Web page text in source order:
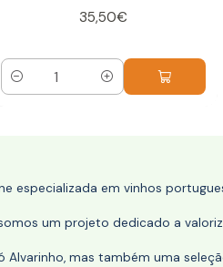
35,50€
Quantidade
especializada em vinhos
um projeto dedicado a
mas também uma